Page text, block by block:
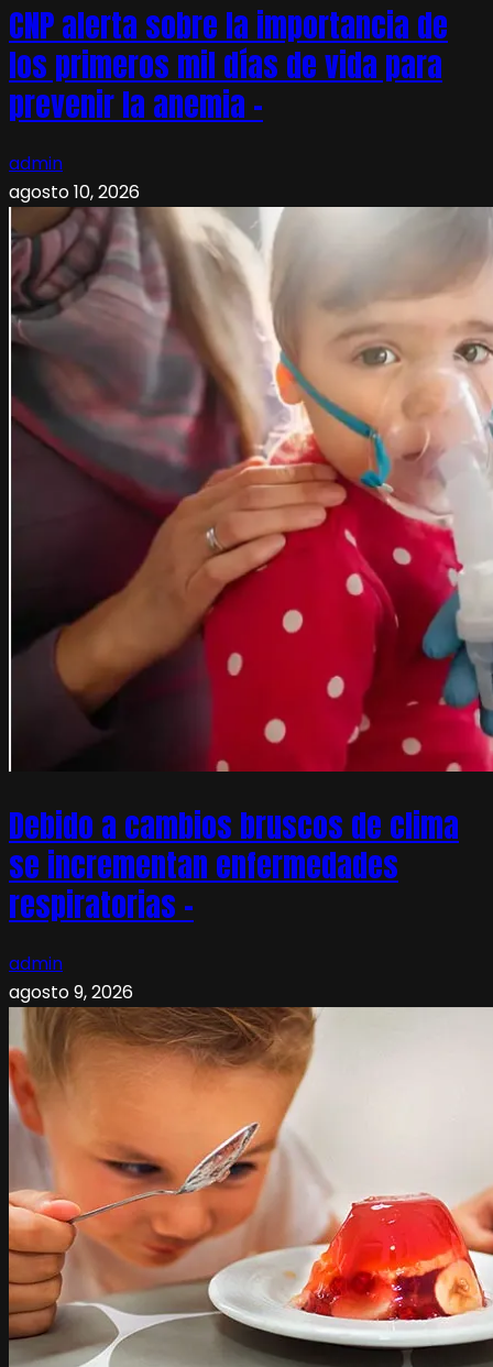
CNP alerta sobre la importancia de
los primeros mil días de vida para
prevenir la anemia –
admin
agosto 10, 2026
Debido a cambios bruscos de clima
se incrementan enfermedades
respiratorias –
admin
agosto 9, 2026